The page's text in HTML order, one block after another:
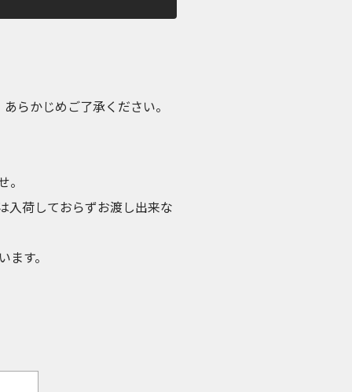
らかじめご了承ください。
入荷しておらずお渡し出来な
す。